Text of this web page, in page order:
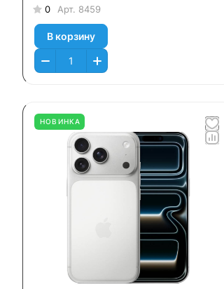
0 Арт. 8459
В корзину
НОВИНКА